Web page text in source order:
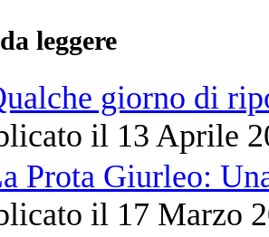
leggere
giorno di
il 13 Aprile
Prota Giurleo:
il 17 Marzo